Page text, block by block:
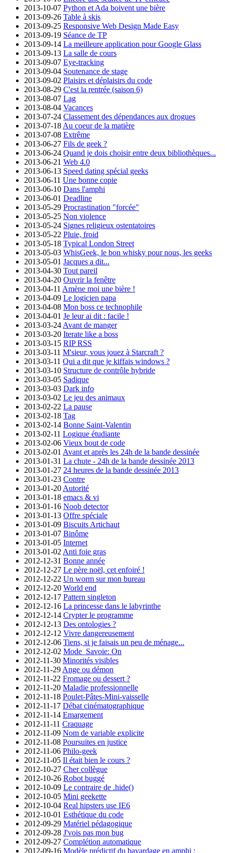
2013-10-07 Python et Ada boivent une bière
2013-09-26 Table à skis
2013-09-25 Responsive Web Design Made Easy
2013-09-19 Séance de TP
2013-09-14 La meilleure application pour Google Glass
2013-09-13 La salle de cours
2013-09-07 Eye-tracking
2013-09-04 Soutenance de stage
2013-09-02 Plaisirs et déplaisirs du code
2013-08-29 C'est la rentrée (saison 6)
2013-08-07 Lag
2013-08-04 Vacances
2013-07-24 Classement des dépendances aux drogues
2013-07-18 Au coeur de la matière
2013-07-08 Extrême
2013-06-27 Fils de geek ?
2013-06-24 Quand je dois choisir entre deux bibliothèques...
2013-06-21 Web 4.0
2013-06-13 Speed dating spécial geeks
2013-06-11 Une bonne copie
2013-06-10 Dans l'amphi
2013-06-01 Deadline
2013-05-29 Procrastination "forcée"
2013-05-25 Non violence
2013-05-24 Signes religieux ostentatoires
2013-05-22 Pluie, froid
2013-05-18 Typical London Street
2013-05-03 WhisGeek, le bon whisky pour nous, les geeks
2013-05-01 Jacques a dit...
2013-04-30 Tout pareil
2013-04-20 Ouvrir la fenêtre
2013-04-11 Amène moi une bière !
2013-04-09 Le logicien papa
2013-04-08 Mon boss ce technophile
2013-04-01 Je leur ai dit : facile !
2013-03-24 Avant de manger
2013-03-20 Iterate like a boss
2013-03-15 RIP RSS
2013-03-11 M'sieur, vous jouez à Starcraft ?
2013-03-11 Qui a dit que je kiffais windows ?
2013-03-10 Structure de contrôle hybride
2013-03-05 Sadique
2013-03-03 Dark info
2013-03-02 Le jeu des animaux
2013-02-22 La pause
2013-02-18 Tag
2013-02-14 Bonne Saint-Valentin
2013-02-11 Logique étudiante
2013-02-06 Vieux bout de code
2013-02-01 Avant et après les 24h de la bande dessinée
2013-01-31 La chute - 24h de la bande dessinée 2013
2013-01-27 24 heures de la bande dessinée 2013
2013-01-23 Contre
2013-01-20 Autorité
2013-01-18 emacs & vi
2013-01-16 Noob detector
2013-01-13 Offre spéciale
2013-01-09 Biscuits Artichaut
2013-01-07 Binôme
2013-01-05 Internet
2013-01-02 Anti foie gras
2012-12-31 Bonne année
2012-12-27 Le père noël, cet enfoiré !
2012-12-22 Un worm sur mon bureau
2012-12-20 World end
2012-12-17 Pattern singleton
2012-12-16 La princesse dans le labyrinthe
2012-12-14 Crypter le programme
2012-12-13 Des ontologies ?
2012-12-12 Vivre dangereusement
2012-12-06 Tiens, si je faisais un peu de ménage...
2012-12-02 Mode_Savoie: On
2012-11-30 Minorités visibles
2012-11-29 Ange ou démon
2012-11-22 Fromage ou dessert ?
2012-11-20 Maladie professionnelle
2012-11-18 Poulet-Pâtes-Mini-vaisselle
2012-11-17 Débat cinématographique
2012-11-14 Emargement
2012-11-11 Craquage
2012-11-09 Nom de variable explicite
2012-11-08 Poursuites en justice
2012-11-06 Philo-geek
2012-11-05 Il était bien le cours ?
2012-10-27 Cher collègue
2012-10-26 Robot buggé
2012-10-09 Le contraire de .hide()
2012-10-05 Mini geekette
2012-10-04 Real hipsters use IE6
2012-10-01 Esthétique du code
2012-09-29 Matériel pédagogique
2012-09-28 J'vois pas mon bug
2012-09-27 Complétion automatique
2012-09-16 Modèle prédictif du bavardage en amphi :